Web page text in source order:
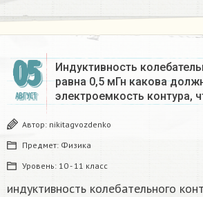
05
АВГУСТ
Индуктивность
равна 0,5 мГн какова
электроемкость контура,
Автор: nikitagvozdenko
Предмет: Физика
Уровень: 10 - 11 класс
индуктивность колебательного